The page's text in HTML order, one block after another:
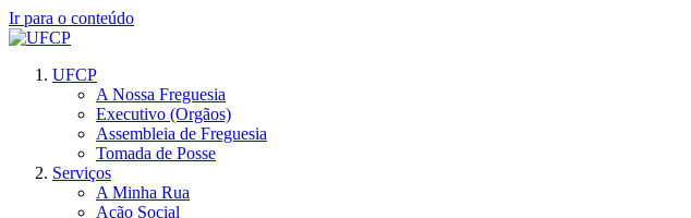
Ir para o conteúdo
UFCP
A Nossa Freguesia
Executivo (Orgãos)
Assembleia de Freguesia
Tomada de Posse
Serviços
A Minha Rua
Ação Social